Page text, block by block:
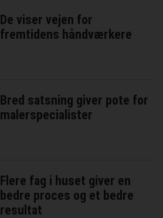
De viser vejen for
fremtidens håndværkere
Bred satsning giver pote for
malerspecialister
Flere fag i huset giver en
bedre proces og et bedre
resultat